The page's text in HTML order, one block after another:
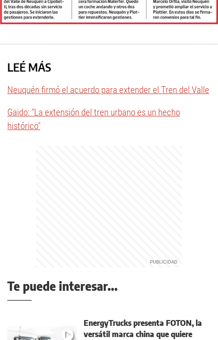
LEÉ MÁS
Neuquén firmó el acuerdo para extender el Tren del Valle
Gaido: "La extensión del tren urbano es un hecho
histórico"
Te puede interesar...
EnergyTrucks presenta FOTON, la
versátil marca china que quiere